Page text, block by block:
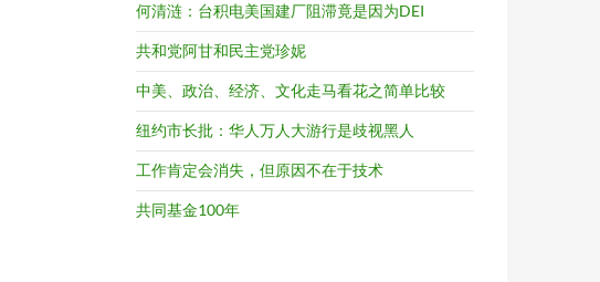
何清涟：台积电美国建厂阻滞竟是因为DEI
共和党阿甘和民主党珍妮
中美、政治、经济、文化走马看花之简单比较
纽约市长批：华人万人大游行是歧视黑人
工作肯定会消失，但原因不在于技术
共同基金100年